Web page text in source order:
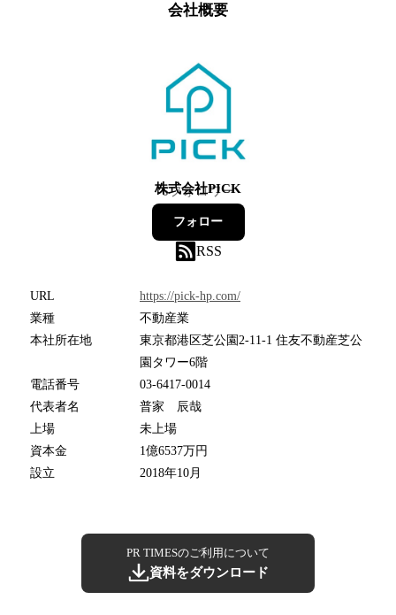
会社概要
株式会社PICK
6フォロワー
フォロー
RSS
URL
https://pick-hp.com/
業種
不動産業
本社所在地
東京都港区芝公園2-11-1 住友不動産芝公
園タワー6階
電話番号
03-6417-0014
代表者名
普家 辰哉
上場
未上場
資本金
1億6537万円
設立
2018年10月
PR TIMESのご利用について
資料をダウンロード